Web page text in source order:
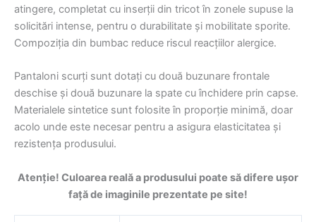
atingere, completat cu inserții din tricot în zonele supuse la
solicitări intense, pentru o durabilitate și mobilitate sporite.
Compoziția din bumbac reduce riscul reacțiilor alergice.
Pantaloni scurți sunt dotați cu două buzunare frontale
deschise și două buzunare la spate cu închidere prin capse.
Materialele sintetice sunt folosite în proporție minimă, doar
acolo unde este necesar pentru a asigura elasticitatea și
rezistența produsului.
Atenție! Culoarea reală a produsului poate să difere ușor
față de imaginile prezentate pe site!